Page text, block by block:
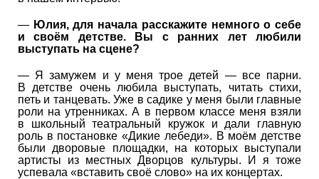
— Юлия, для начала расскажите немного о себе
и своём детстве. Вы с ранних лет любили
выступать на сцене?
— Я замужем и у меня трое детей — все парни.
В детстве очень любила выступать, читать стихи,
петь и танцевать. Уже в садике у меня были главные
роли на утренниках. А в первом классе меня взяли
в школьный театральный кружок и дали главную
роль в постановке «Дикие лебеди». В моём детстве
были дворовые площадки, на которых выступали
артисты из местных Дворцов культуры. И я тоже
успевала «вставить своё слово» на их концертах.